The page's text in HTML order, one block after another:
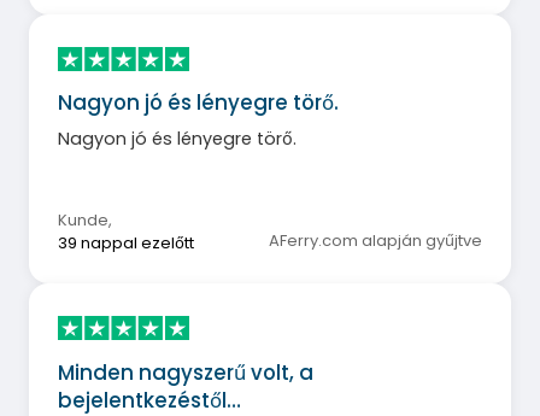
Nagyon jó és lényegre törő.
Nagyon jó és lényegre törő.
Kunde,
39 nappal ezelőtt
AFerry.com alapján gyűjtve
Minden nagyszerű volt, a
bejelentkezéstől…